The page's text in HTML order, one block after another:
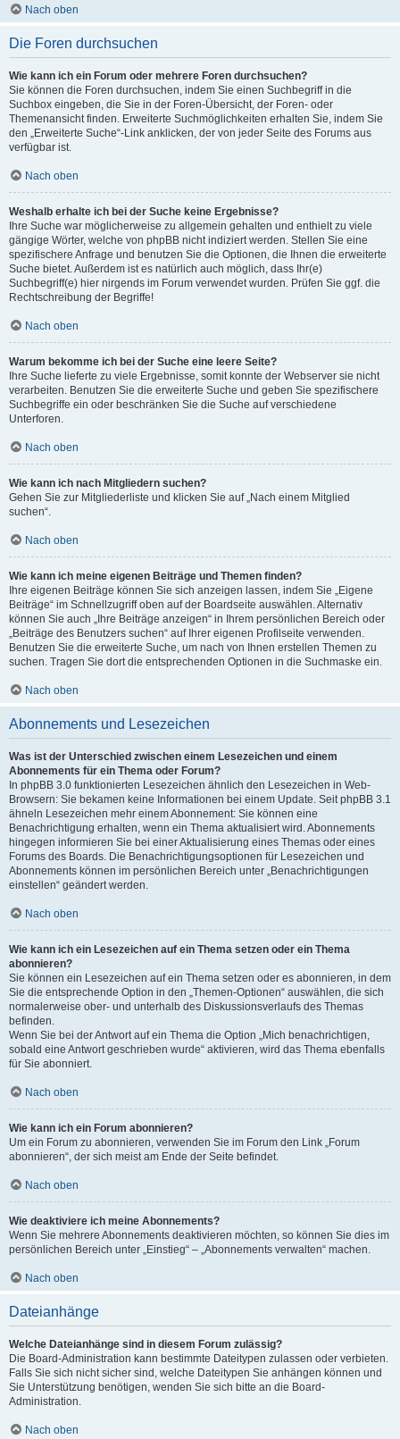
Nach oben
Die Foren durchsuchen
Wie kann ich ein Forum oder mehrere Foren durchsuchen?
Sie können die Foren durchsuchen, indem Sie einen Suchbegriff in die
Suchbox eingeben, die Sie in der Foren-Übersicht, der Foren- oder
Themenansicht finden. Erweiterte Suchmöglichkeiten erhalten Sie, indem Sie
den „Erweiterte Suche“-Link anklicken, der von jeder Seite des Forums aus
verfügbar ist.
Nach oben
Weshalb erhalte ich bei der Suche keine Ergebnisse?
Ihre Suche war möglicherweise zu allgemein gehalten und enthielt zu viele
gängige Wörter, welche von phpBB nicht indiziert werden. Stellen Sie eine
spezifischere Anfrage und benutzen Sie die Optionen, die Ihnen die erweiterte
Suche bietet. Außerdem ist es natürlich auch möglich, dass Ihr(e)
Suchbegriff(e) hier nirgends im Forum verwendet wurden. Prüfen Sie ggf. die
Rechtschreibung der Begriffe!
Nach oben
Warum bekomme ich bei der Suche eine leere Seite?
Ihre Suche lieferte zu viele Ergebnisse, somit konnte der Webserver sie nicht
verarbeiten. Benutzen Sie die erweiterte Suche und geben Sie spezifischere
Suchbegriffe ein oder beschränken Sie die Suche auf verschiedene
Unterforen.
Nach oben
Wie kann ich nach Mitgliedern suchen?
Gehen Sie zur Mitgliederliste und klicken Sie auf „Nach einem Mitglied
suchen“.
Nach oben
Wie kann ich meine eigenen Beiträge und Themen finden?
Ihre eigenen Beiträge können Sie sich anzeigen lassen, indem Sie „Eigene
Beiträge“ im Schnellzugriff oben auf der Boardseite auswählen. Alternativ
können Sie auch „Ihre Beiträge anzeigen“ in Ihrem persönlichen Bereich oder
„Beiträge des Benutzers suchen“ auf Ihrer eigenen Profilseite verwenden.
Benutzen Sie die erweiterte Suche, um nach von Ihnen erstellen Themen zu
suchen. Tragen Sie dort die entsprechenden Optionen in die Suchmaske ein.
Nach oben
Abonnements und Lesezeichen
Was ist der Unterschied zwischen einem Lesezeichen und einem
Abonnements für ein Thema oder Forum?
In phpBB 3.0 funktionierten Lesezeichen ähnlich den Lesezeichen in Web-
Browsern: Sie bekamen keine Informationen bei einem Update. Seit phpBB 3.1
ähneln Lesezeichen mehr einem Abonnement: Sie können eine
Benachrichtigung erhalten, wenn ein Thema aktualisiert wird. Abonnements
hingegen informieren Sie bei einer Aktualisierung eines Themas oder eines
Forums des Boards. Die Benachrichtigungsoptionen für Lesezeichen und
Abonnements können im persönlichen Bereich unter „Benachrichtigungen
einstellen“ geändert werden.
Nach oben
Wie kann ich ein Lesezeichen auf ein Thema setzen oder ein Thema
abonnieren?
Sie können ein Lesezeichen auf ein Thema setzen oder es abonnieren, in dem
Sie die entsprechende Option in den „Themen-Optionen“ auswählen, die sich
normalerweise ober- und unterhalb des Diskussionsverlaufs des Themas
befinden.
Wenn Sie bei der Antwort auf ein Thema die Option „Mich benachrichtigen,
sobald eine Antwort geschrieben wurde“ aktivieren, wird das Thema ebenfalls
für Sie abonniert.
Nach oben
Wie kann ich ein Forum abonnieren?
Um ein Forum zu abonnieren, verwenden Sie im Forum den Link „Forum
abonnieren“, der sich meist am Ende der Seite befindet.
Nach oben
Wie deaktiviere ich meine Abonnements?
Wenn Sie mehrere Abonnements deaktivieren möchten, so können Sie dies im
persönlichen Bereich unter „Einstieg“ – „Abonnements verwalten“ machen.
Nach oben
Dateianhänge
Welche Dateianhänge sind in diesem Forum zulässig?
Die Board-Administration kann bestimmte Dateitypen zulassen oder verbieten.
Falls Sie sich nicht sicher sind, welche Dateitypen Sie anhängen können und
Sie Unterstützung benötigen, wenden Sie sich bitte an die Board-
Administration.
Nach oben